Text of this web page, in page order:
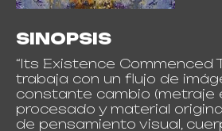
SINOPSIS
“Its Existence Commenced
trabaja con un flujo de
constante cambio (metraje
procesado y material
de pensamiento visual,